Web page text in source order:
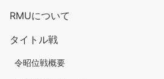
RMUについて
タイトル戦
令昭位戦概要